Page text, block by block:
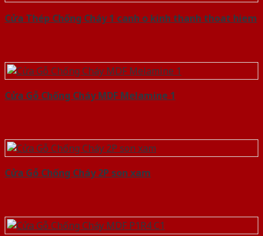
Cửa Thép Chống Cháy 1 canh o kinh thanh thoat hiem
Cửa Gỗ Chống Cháy MDF Melamine 1
Cửa Gỗ Chống Cháy 2P son xam